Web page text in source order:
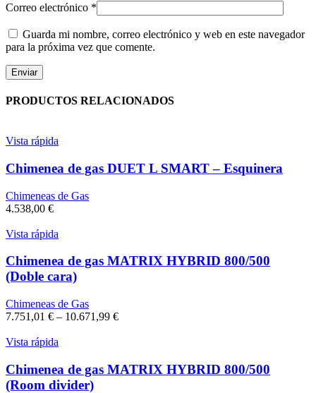
Correo electrónico *
Guarda mi nombre, correo electrónico y web en este navegador
para la próxima vez que comente.
PRODUCTOS RELACIONADOS
Vista rápida
Chimenea de gas DUET L SMART – Esquinera
Chimeneas de Gas
4.538,00 €
Vista rápida
Chimenea de gas MATRIX HYBRID 800/500
(Doble cara)
Chimeneas de Gas
7.751,01 € – 10.671,99 €
Vista rápida
Chimenea de gas MATRIX HYBRID 800/500
(Room divider)